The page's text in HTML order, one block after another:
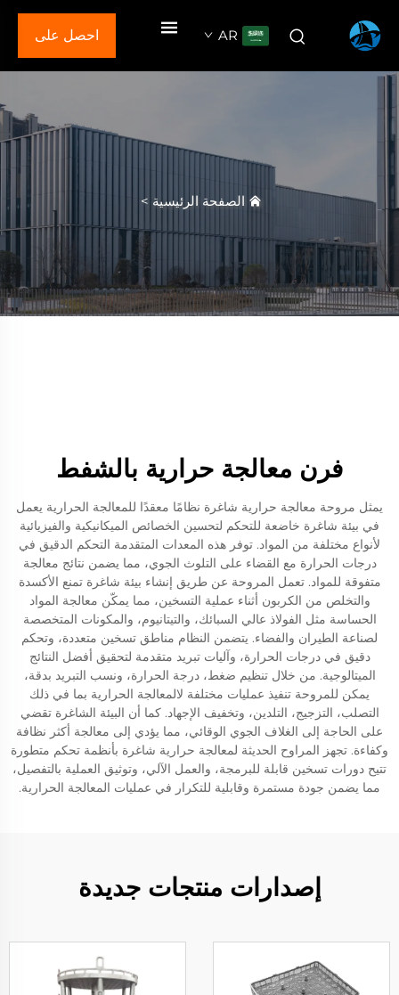
AR احصل على
الصفحة الرئيسية>
فرن معالجة حرارية بالشفط
يمثل مروحة معالجة حرارية شاغرة نظامًا معقدًا للمعالجة الحرارية يعمل
في بيئة شاغرة خاضعة للتحكم لتحسين الخصائص الميكانيكية والفيزيائية
لأنواع مختلفة من المواد. توفر هذه المعدات المتقدمة التحكم الدقيق في
درجات الحرارة مع القضاء على التلوث الجوي، مما يضمن نتائج معالجة
متفوقة للمواد. تعمل المروحة عن طريق إنشاء بيئة شاغرة تمنع الأكسدة
والتخلص من الكربون أثناء عملية التسخين، مما يمكّن معالجة المواد
الحساسة مثل الفولاذ عالي السبائك، والتيتانيوم، والمكونات المتخصصة
لصناعة الطيران والفضاء. يتضمن النظام مناطق تسخين متعددة، وتحكم
دقيق في درجات الحرارة، وآليات تبريد متقدمة لتحقيق أفضل النتائج
الميتالوجية. من خلال تنظيم ضغط، درجة الحرارة، ونسب التبريد بدقة،
يمكن للمروحة تنفيذ عمليات مختلفة لالمعالجة الحرارية بما في ذلك
التصلب، التزجيج، التلدين، وتخفيف الإجهاد. كما أن البيئة الشاغرة تقضي
على الحاجة إلى الغلاف الجوي الوقائي، مما يؤدي إلى معالجة أكثر نظافة
وكفاءة. تجهز المراوح الحديثة لمعالجة حرارية شاغرة بأنظمة تحكم متطورة
تتيح دورات تسخين قابلة للبرمجة، والعمل الآلي، وتوثيق العملية بالتفصيل،
مما يضمن جودة مستمرة وقابلية للتكرار في عمليات المعالجة الحرارية.
إصدارات منتجات جديدة